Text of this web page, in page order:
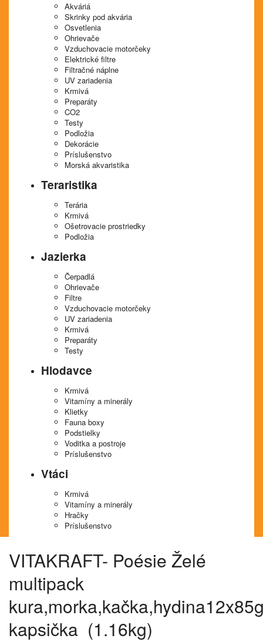
Akváriá
Skrinky pod akvária
Osvetlenia
Ohrievače
Vzduchovacie motorčeky
Elektrické filtre
Filtračné náplne
UV zariadenia
Krmivá
Preparáty
CO2
Testy
Podložia
Dekorácie
Príslušenstvo
Morská akvaristika
Teraristika
Terária
Krmivá
Ošetrovacie prostriedky
Podložia
Jazierka
Čerpadlá
Ohrievače
Filtre
Vzduchovacie motorčeky
UV zariadenia
Krmivá
Preparáty
Testy
Hlodavce
Krmivá
Vitamíny a minerály
Klietky
Fauna boxy
Podstielky
Voditka a postroje
Príslušenstvo
Vtáci
Krmivá
Vitamíny a minerály
Hračky
Príslušenstvo
VITAKRAFT- Poésie Želé
multipack
kapsička (1.16kg)